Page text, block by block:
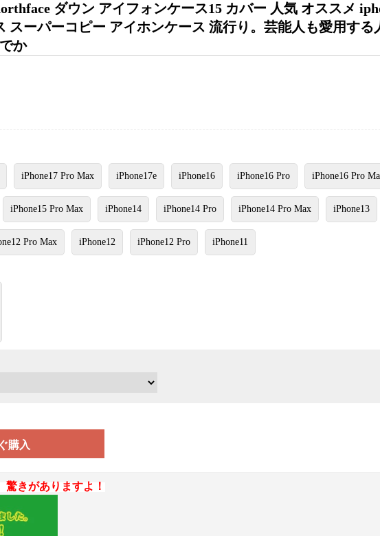
ダウン アイフォンケース15 カバー 人気 オススメ
スーパーコピー アイホンケース 流行り。芸能人も愛用する
か
iPhone17 Pro Max iPhone17e iPhone16 iPhone16 Pro iPhone16 Pro
iPhone15 Pro Max iPhone14 iPhone14 Pro iPhone14 Pro Max iPhone13
Pro Max iPhone12 iPhone12 Pro iPhone11
購入
きがありますよ！